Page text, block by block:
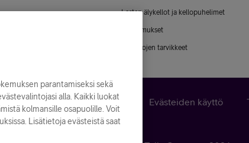
Lasten älykellot ja kellopuhelimet
Älysormukset
Älykellojen tarvikkeet
Käyttöehdot Evästeiden käyttö
parantamiseksi sekä
alla. Kaikki luokat
kolmansille osapuolille. Voit
Lisätietoja evästeistä saat